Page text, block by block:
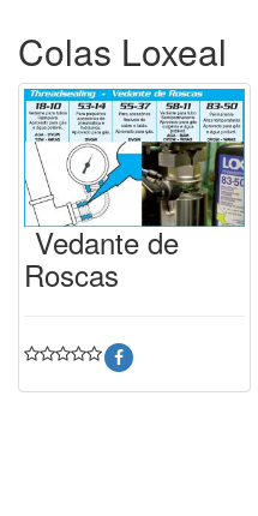
Colas Loxeal
Vedante de
Roscas